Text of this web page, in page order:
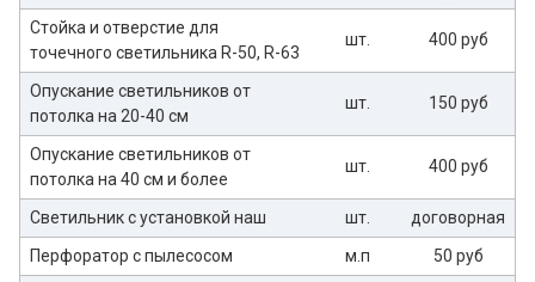
Стойка и отверстие для
точечного светильника R-50, R-63
шт. 400 руб
Опускание светильников от
потолка на 20-40 см
шт. 150 руб
Опускание светильников от
потолка на 40 см и более
шт. 400 руб
Светильник с установкой наш шт.
договорная
Перфоратор с пылесосом
м.п
50 руб